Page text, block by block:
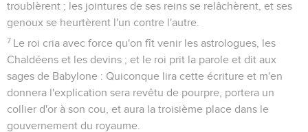
troublèrent ; les jointures de ses reins se relâchèrent, et ses
genoux se heurtèrent l'un contre l'autre.
7 Le roi cria avec force qu'on fît venir les astrologues, les
Chaldéens et les devins ; et le roi prit la parole et dit aux
sages de Babylone : Quiconque lira cette écriture et m'en
donnera l'explication sera revêtu de pourpre, portera un
collier d'or à son cou, et aura la troisième place dans le
gouvernement du royaume.